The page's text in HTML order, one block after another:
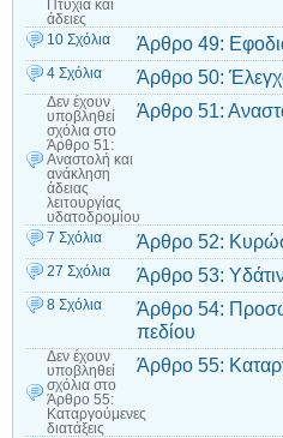
Πτυχία και
άδειες
10 Σχόλια Άρθρο 49:
4 Σχόλια Άρθρο 50:
Δεν έχουν
υποβληθεί
σχόλια στο
Άρθρο 51:
Αναστολή και
ανάκληση
άδειας
λειτουργίας
υδατοδρομίου
Άρθρο 51:
7 Σχόλια Άρθρο 52:
27 Σχόλια Άρθρο 53:
8 Σχόλια
Άρθρο 54:
πεδίου
Δεν έχουν
υποβληθεί
σχόλια στο
Άρθρο 55:
Καταργούμενες
διατάξεις
Άρθρο 55: